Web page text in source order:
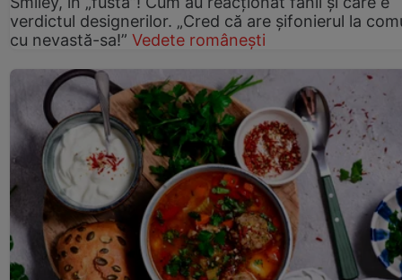
verdictul designerilor. „Cred că are șifonierul la
cu nevastă-sa!” Vedete românești